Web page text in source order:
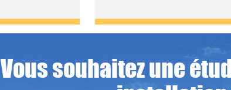
Vous souhaitez une